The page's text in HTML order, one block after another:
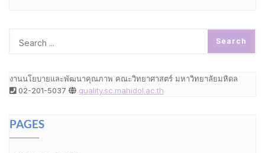
งานนโยบายและพัฒนาคุณภาพ คณะวิทยาศาสตร์ มหาวิทยาลัยมหิดล
02-201-5037
quality.sc.mahidol.ac.th
PAGES